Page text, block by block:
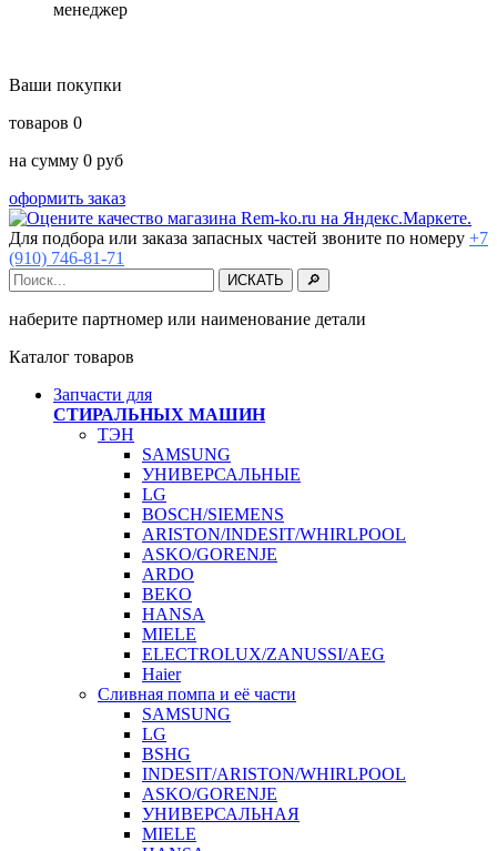
менеджер
Ваши покупки
товаров 0
на сумму 0 руб
оформить заказ
Для подбора или заказа запасных частей звоните по номеру +7
(910) 746-81-71
наберите партномер или наименование детали
Каталог товаров
Запчасти для
СТИРАЛЬНЫХ МАШИН
ТЭН
SAMSUNG
УНИВЕРСАЛЬНЫЕ
LG
BOSCH/SIEMENS
ARISTON/INDESIT/WHIRLPOOL
ASKO/GORENJE
ARDO
BEKO
HANSA
MIELE
ELECTROLUX/ZANUSSI/AEG
Haier
Сливная помпа и её части
SAMSUNG
LG
BSHG
INDESIT/ARISTON/WHIRLPOOL
ASKO/GORENJE
УНИВЕРСАЛЬНАЯ
MIELE